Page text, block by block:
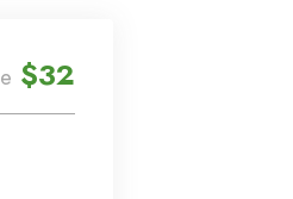
$32